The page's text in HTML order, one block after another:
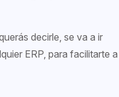
decirle, se va a ir
ERP, para facilitarte a